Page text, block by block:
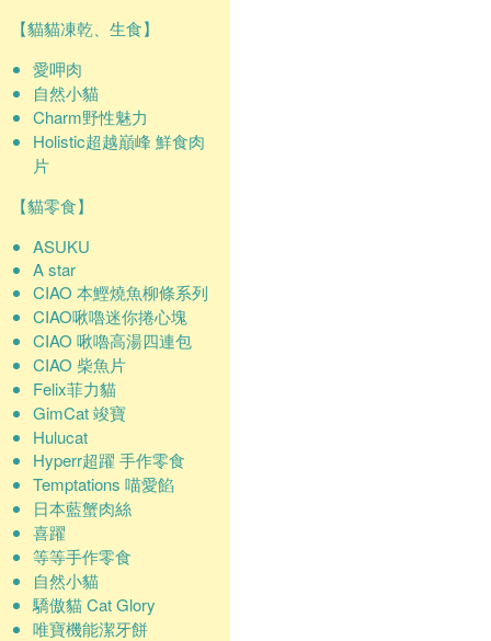
【貓貓凍乾、生食】
愛呷肉
自然小貓
Charm野性魅力
Holistic超越巔峰 鮮食肉
片
【貓零食】
ASUKU
A star
CIAO 本鰹燒魚柳條系列
CIAO啾嚕迷你捲心塊
CIAO 啾嚕高湯四連包
CIAO 柴魚片
Felix菲力貓
GimCat 竣寶
Hulucat
Hyperr超躍 手作零食
Temptations 喵愛餡
日本藍蟹肉絲
喜躍
等等手作零食
自然小貓
驕傲貓 Cat Glory
唯寶機能潔牙餅